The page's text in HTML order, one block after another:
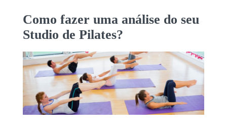
Como fazer uma análise do seu
Studio de Pilates?